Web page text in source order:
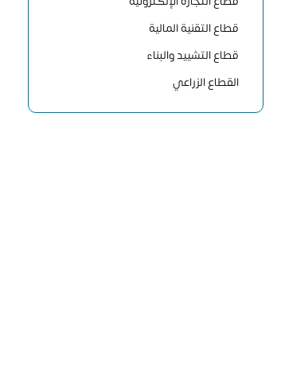
قطاع التقنية المالية
قطاع التشييد والبناء
القطاع الزراعي